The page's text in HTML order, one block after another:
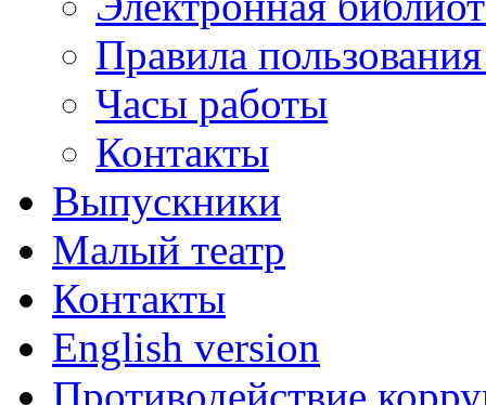
Правила
Часы работы
Контакты
Выпускники
Малый театр
Контакты
English version
Противодействие